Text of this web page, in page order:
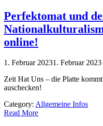
Perfektomat und
online!
1. Februar 20231. Februar 2023
Zeit Hat Uns – die Platte
auschecken!
Category: Allgemeine Infos
Read More